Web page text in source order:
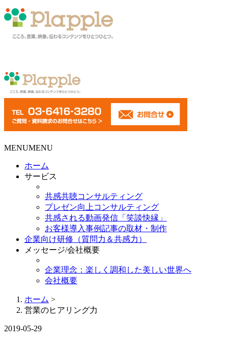
MENUMENU
ホーム
サービス
共感共聴コンサルティング
プレゼン向上コンサルティング
共感される動画発信「笑談快縁」
お客様導入事例記事の取材・制作
企業向け研修（質問力＆共感力）
メッセージ/会社概要
企業理念：楽しく調和した美しい世界へ
会社概要
ホーム >
営業のヒアリング力
2019-05-29